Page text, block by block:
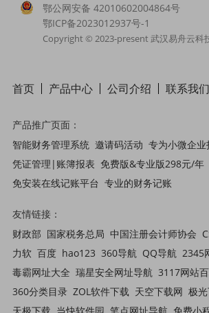
鄂公网安备 42010602004864号
鄂ICP备2023012937号-1
Copyright © 2023-present 武汉易舟云科
首页 产品中心 公司介绍 联系我们
产品推广页面：
智能财务管理系统 邀请码活动 专为小微企业
凭证管理|账簿报表 免费版&专业版298元/年
免安装在线记账平台 专业的财务记账
友情链接：
财政部 国家税务总局 中国注册会计师协会
力软 百度 hao123 360导航 QQ导航 2345
毒霸网址大全 瑞星安全网址导航 3117网站
360分类目录 ZOL软件下载 天空下载网 极